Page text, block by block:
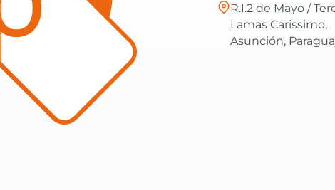
R.I.2 de Mayo /
Lamas Carissimo,
Asunción,